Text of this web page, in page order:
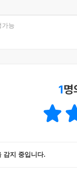
가능
1명
감지 중입니다.